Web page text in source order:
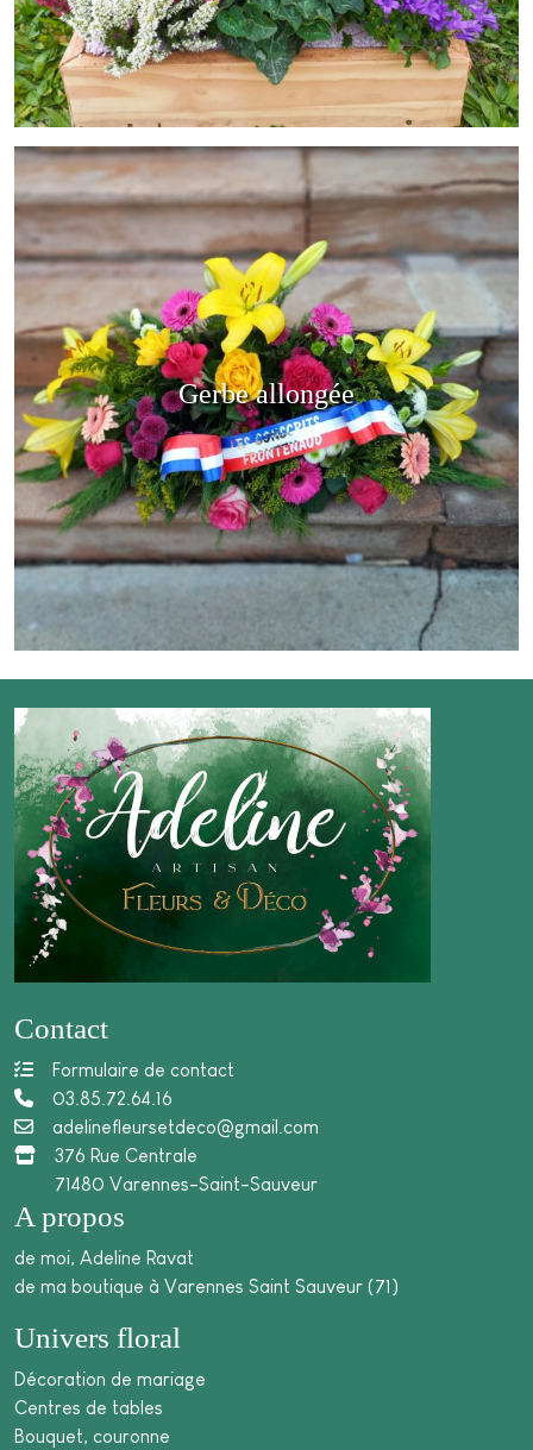
Gerbe allongée
Contact
Formulaire de contact
03.85.72.64.16
adelinefleursetdeco@gmail.com
376 Rue Centrale
71480 Varennes-Saint-Sauveur
A propos
de moi, Adeline Ravat
de ma boutique à Varennes Saint Sauveur (71)
Univers floral
Décoration de mariage
Centres de tables
Bouquet, couronne